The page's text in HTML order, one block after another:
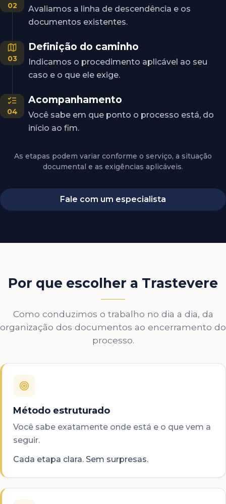
02
Avaliamos a linha de descendência e os
documentos existentes.
03
Definição do caminho
Indicamos o procedimento aplicável ao seu
caso e o que ele exige.
04
Acompanhamento
Você sabe em que ponto o processo está, do
início ao fim.
As etapas podem variar conforme o serviço, a situação
documental e as exigências aplicáveis.
Fale com um especialista
Por que escolher a Trastevere
Como conduzimos o trabalho no dia a dia, da
organização dos documentos ao encerramento do
processo.
Método estruturado
Você sabe exatamente onde está e o que vem a
seguir.
Cada etapa clara. Sem surpresas.